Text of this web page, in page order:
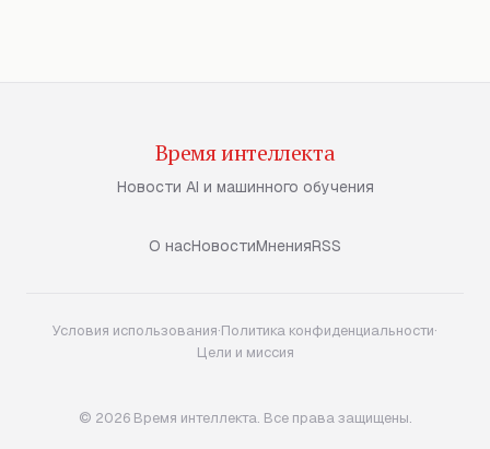
Время интеллекта
Новости AI и машинного обучения
О насНовостиМненияRSS
Условия использования·Политика конфиденциальности·
Цели и миссия
© 2026 Время интеллекта. Все права защищены.